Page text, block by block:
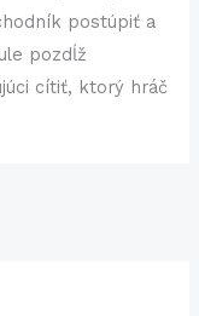
postúpiť a
pozdĺž
cítiť, ktorý hráč